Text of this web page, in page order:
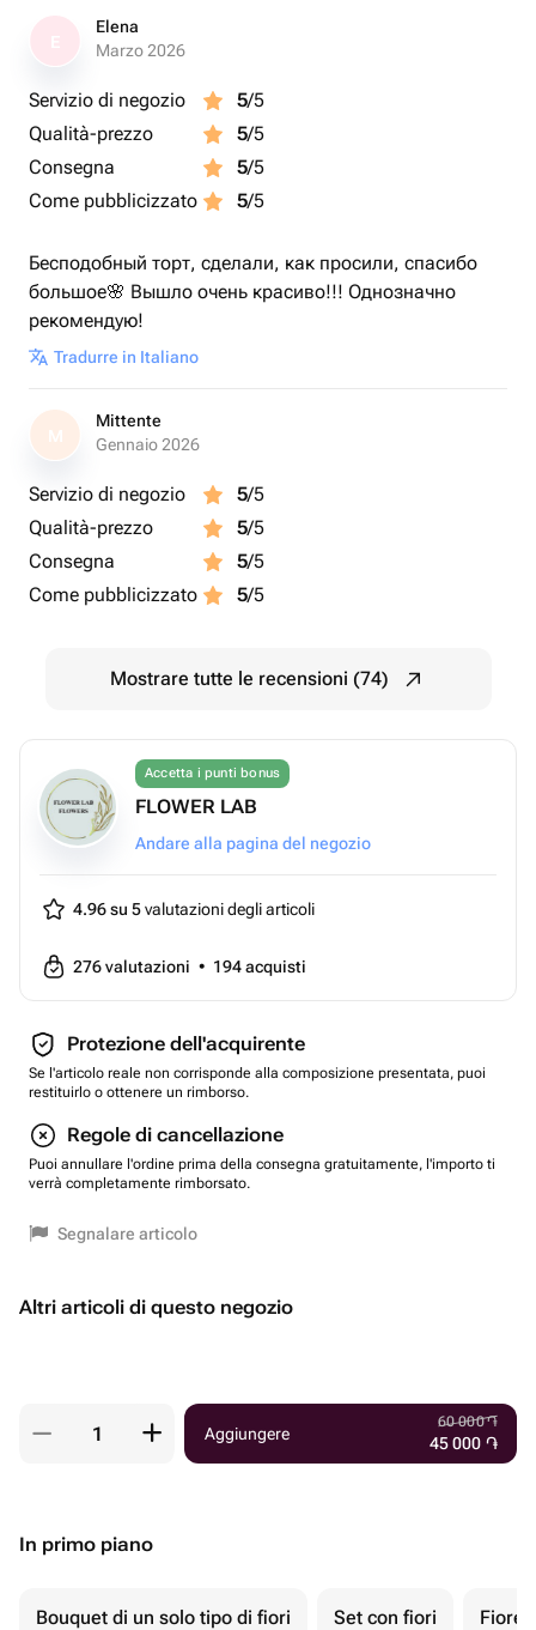
Elena
Marzo 2026
Servizio di negozio 5/5
Qualità-prezzo
5/5
Consegna
5/5
Come pubblicizzato
5/5
Бесподобный торт, сделали, как просили, спасибо
большое🌸 Вышло очень красиво!!! Однозначно
рекомендую!
Tradurre in Italiano
M
Mittente
Gennaio 2026
Servizio di negozio 5/5
Qualità-prezzo
5/5
Consegna
5/5
Come pubblicizzato
5/5
Mostrare tutte le recensioni (74)
Accetta i punti bonus
FLOWER LAB
Andare alla pagina del negozio
4.96 su 5valutazioni degli articoli
276valutazioni • 194acquisti
Protezione dell'acquirente
Se l'articolo reale non corrisponde alla composizione presentata, puoi
restituirlo o ottenere un rimborso.
Regole di cancellazione
Puoi annullare l'ordine prima della consegna gratuitamente, l'importo ti
verrà completamente rimborsato.
Segnalare articolo
Altri articoli di questo negozio
Aggiungere
60 000֏
45 000 ֏
In primo piano
Bouquet di un solo tipo di fiori Set con fiori Fiore